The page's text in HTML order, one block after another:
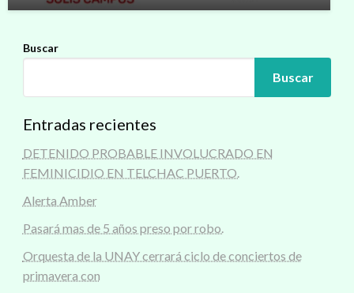
Buscar
Buscar
Entradas recientes
DETENIDO PROBABLE INVOLUCRADO EN
FEMINICIDIO EN TELCHAC PUERTO.
Alerta Amber
Pasará mas de 5 años preso por robo.
Orquesta de la UNAY cerrará ciclo de conciertos de
primavera con